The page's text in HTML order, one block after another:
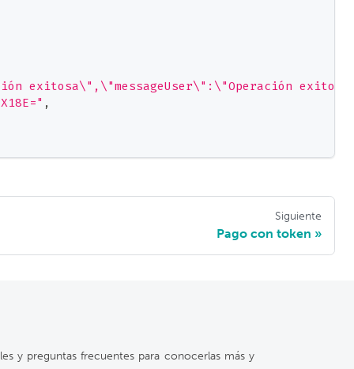
exitosa\",\"messageUser\":\"Operación
,
Siguiente
Pago con token
y preguntas frecuentes para conocerlas más y